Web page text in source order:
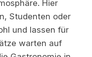
Hier
Studenten oder
und lassen für
warten auf